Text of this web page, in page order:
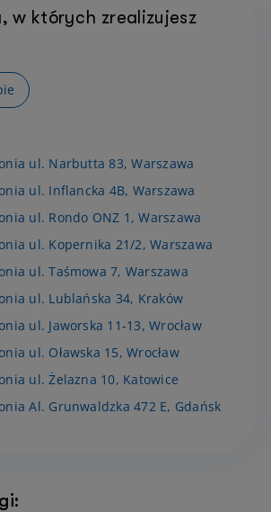
w których zrealizujesz
ul. Narbutta 83, Warszawa
ul. Inflancka 4B, Warszawa
ul. Rondo ONZ 1, Warszawa
ul. Kopernika 21/2, Warszawa
ul. Taśmowa 7, Warszawa
ul. Lublańska 34, Kraków
ul. Jaworska 11-13, Wrocław
ul. Oławska 15, Wrocław
ul. Żelazna 10, Katowice
Al. Grunwaldzka 472 E, Gdańsk